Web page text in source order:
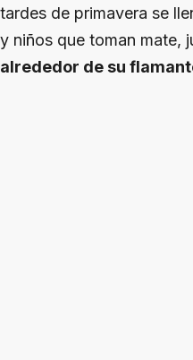
tardes de primavera se
y niños que toman mate,
alrededor de su